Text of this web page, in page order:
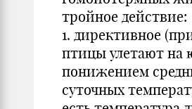
тройное действие:
1. директивное
птицы улетают на
понижением
суточных